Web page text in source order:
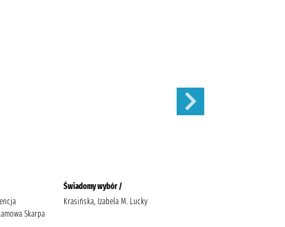
Skarpa
Świadomy wybór /
Krasińska, Izabela M. Lucky